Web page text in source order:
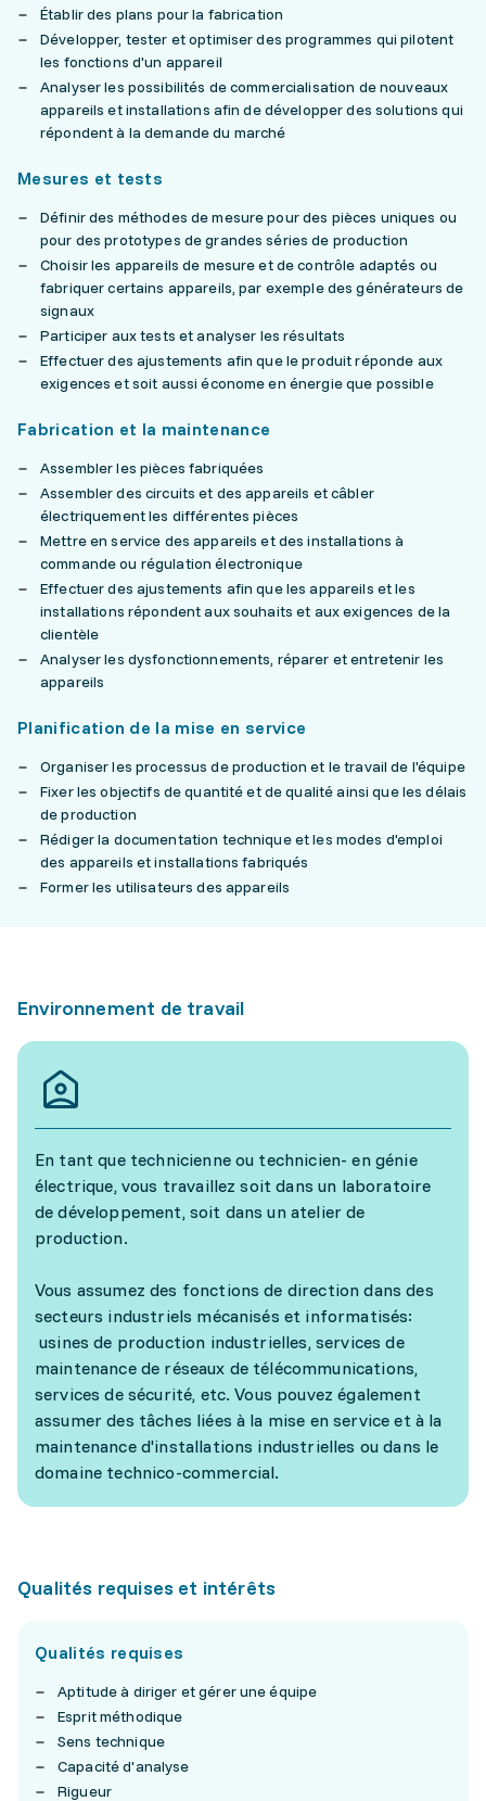
Établir des plans pour la fabrication
Développer, tester et optimiser des programmes qui pilotent
les fonctions d'un appareil
Analyser les possibilités de commercialisation de nouveaux
appareils et installations afin de développer des solutions qui
répondent à la demande du marché
Mesures et tests
Définir des méthodes de mesure pour des pièces uniques ou
pour des prototypes de grandes séries de production
Choisir les appareils de mesure et de contrôle adaptés ou
fabriquer certains appareils, par exemple des générateurs de
signaux
Participer aux tests et analyser les résultats
Effectuer des ajustements afin que le produit réponde aux
exigences et soit aussi économe en énergie que possible
Fabrication et la maintenance
Assembler les pièces fabriquées
Assembler des circuits et des appareils et câbler
électriquement les différentes pièces
Mettre en service des appareils et des installations à
commande ou régulation électronique
Effectuer des ajustements afin que les appareils et les
installations répondent aux souhaits et aux exigences de la
clientèle
Analyser les dysfonctionnements, réparer et entretenir les
appareils
Planification de la mise en service
Organiser les processus de production et le travail de l'équipe
Fixer les objectifs de quantité et de qualité ainsi que les délais
de production
Rédiger la documentation technique et les modes d'emploi
des appareils et installations fabriqués
Former les utilisateurs des appareils
Environnement de travail
En tant que technicienne ou technicien- en génie
électrique, vous travaillez soit dans un laboratoire
de développement, soit dans un atelier de
production.
Vous assumez des fonctions de direction dans des
secteurs industriels mécanisés et informatisés:
usines de production industrielles, services de
maintenance de réseaux de télécommunications,
services de sécurité, etc. Vous pouvez également
assumer des tâches liées à la mise en service et à la
maintenance d'installations industrielles ou dans le
domaine technico-commercial.
Qualités requises et intérêts
Qualités requises
Aptitude à diriger et gérer une équipe
Esprit méthodique
Sens technique
Capacité d'analyse
Rigueur